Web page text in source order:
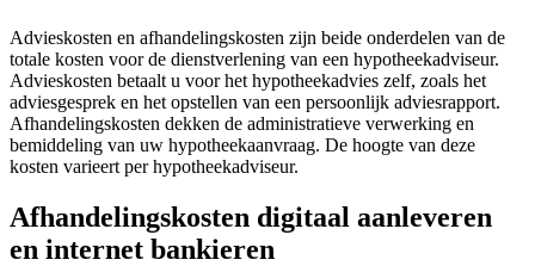
Advieskosten en afhandelingskosten zijn beide onderdelen van de
totale kosten voor de dienstverlening van een hypotheekadviseur.
Advieskosten betaalt u voor het hypotheekadvies zelf, zoals het
adviesgesprek en het opstellen van een persoonlijk adviesrapport.
Afhandelingskosten dekken de administratieve verwerking en
bemiddeling van uw hypotheekaanvraag. De hoogte van deze
kosten varieert per hypotheekadviseur.
Afhandelingskosten digitaal aanleveren
en internet bankieren